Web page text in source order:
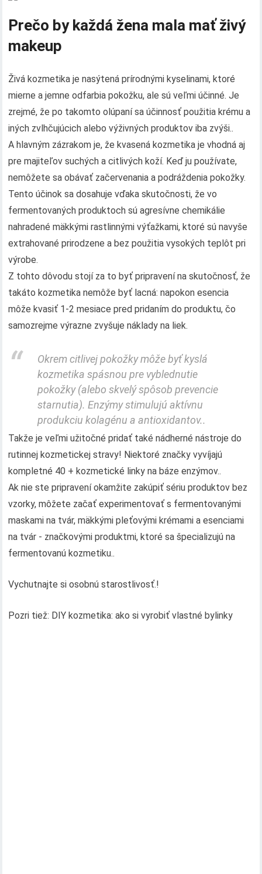
Prečo by každá žena mala mať živý
makeup
Živá kozmetika je nasýtená prírodnými kyselinami, ktoré
mierne a jemne odfarbia pokožku, ale sú veľmi účinné. Je
zrejmé, že po takomto olúpaní sa účinnosť použitia krému a
iných zvlhčujúcich alebo výživných produktov iba zvýši..
A hlavným zázrakom je, že kvasená kozmetika je vhodná aj
pre majiteľov suchých a citlivých koží. Keď ju používate,
nemôžete sa obávať začervenania a podráždenia pokožky.
Tento účinok sa dosahuje vďaka skutočnosti, že vo
fermentovaných produktoch sú agresívne chemikálie
nahradené mäkkými rastlinnými výťažkami, ktoré sú navyše
extrahované prirodzene a bez použitia vysokých teplôt pri
výrobe.
Z tohto dôvodu stojí za to byť pripravení na skutočnosť, že
takáto kozmetika nemôže byť lacná: napokon esencia
môže kvasiť 1-2 mesiace pred pridaním do produktu, čo
samozrejme výrazne zvyšuje náklady na liek.
Okrem citlivej pokožky môže byť kyslá
kozmetika spásnou pre vyblednutie
pokožky (alebo skvelý spôsob prevencie
starnutia). Enzýmy stimulujú aktívnu
produkciu kolagénu a antioxidantov..
Takže je veľmi užitočné pridať také nádherné nástroje do
rutinnej kozmetickej stravy! Niektoré značky vyvíjajú
kompletné 40 + kozmetické linky na báze enzýmov..
Ak nie ste pripravení okamžite zakúpiť sériu produktov bez
vzorky, môžete začať experimentovať s fermentovanými
maskami na tvár, mäkkými pleťovými krémami a esenciami
na tvár - značkovými produktmi, ktoré sa špecializujú na
fermentovanú kozmetiku..
Vychutnajte si osobnú starostlivosť.!
Pozri tiež: DIY kozmetika: ako si vyrobiť vlastné bylinky